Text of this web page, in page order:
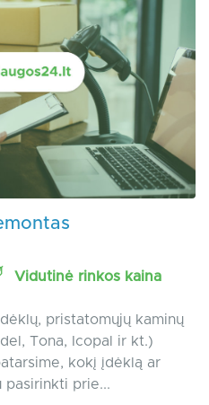
Vidutinė rinkos kaina
pristatomųjų kaminų
Tona, Icopal ir kt.)
kokį įdėklą ar
pasirinkti prie...